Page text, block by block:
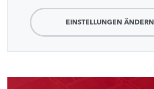
EINSTELLUNGEN ÄNDERN